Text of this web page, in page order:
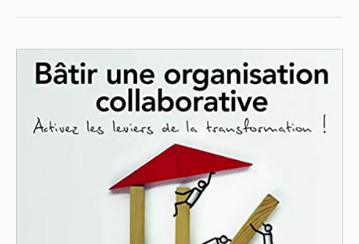
Bâtir
une
collaborative :